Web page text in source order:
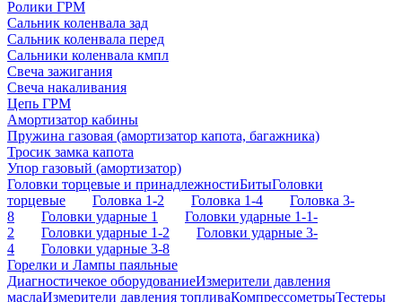
Ролики ГРМ
Сальник коленвала зад
Сальник коленвала перед
Сальники коленвала кмпл
Свеча зажигания
Свеча накаливания
Цепь ГРМ
Амортизатор кабины
Пружина газовая (амортизатор капота, багажника)
Тросик замка капота
Упор газовый (амортизатор)
Головки торцевые и принадлежностиБитыГоловки
торцевые
Головка 1-2 Головка 1-4
Головка 3-
8
Головки ударные 1
Головки ударные 1-1-
2
Головки ударные 1-2
Головки ударные 3-
4
Головки ударные 3-8
Горелки и Лампы паяльные
Диагностичекое оборудованиеИзмерители давления
маслаИзмерители давления топливаКомпрессометрыТестеры